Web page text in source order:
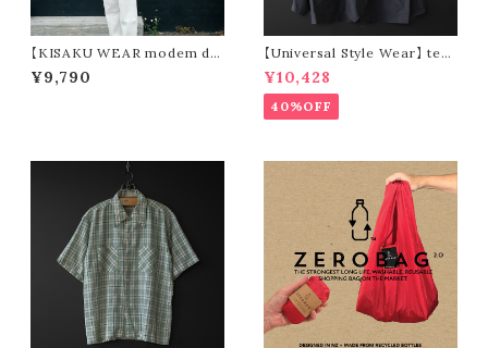
【KISAKU WEAR modem de
sign】kisaku waffle
¥9,790
【Universal Style Wear】 tec
jacket (black)
¥10,428
40%OFF